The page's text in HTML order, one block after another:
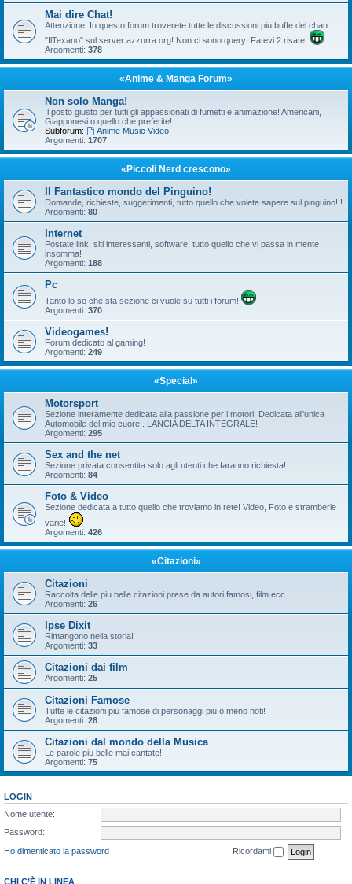
Mai dire Chat!
Attenzione! In questo forum troverete tutte le discussioni piu buffe del chan
"IlTexano" sul server azzurra.org! Non ci sono query! Fatevi 2 risate!
Argomenti: 378
«Anime & Manga Forum»
Non solo Manga!
Il posto giusto per tutti gli appassionati di fumetti e animazione! Americani,
Giapponesi o quello che preferite!
Subforum:
Anime Music Video
Argomenti: 1707
«Piccoli Nerd crescono»
Il Fantastico mondo del Pinguino!
Domande, richieste, suggerimenti, tutto quello che volete sapere sul pinguino!!!
Argomenti: 80
Internet
Postate link, siti interessanti, software, tutto quello che vi passa in mente
insomma!
Argomenti: 188
Pc
Tanto lo so che sta sezione ci vuole su tutti i forum!
Argomenti: 370
Videogames!
Forum dedicato al gaming!
Argomenti: 249
«Special»
Motorsport
Sezione interamente dedicata alla passione per i motori. Dedicata all'unica
Automobile del mio cuore.. LANCIA DELTA INTEGRALE!
Argomenti: 295
Sex and the net
Sezione privata consentita solo agli utenti che faranno richiesta!
Argomenti: 84
Foto & Video
Sezione dedicata a tutto quello che troviamo in rete! Video, Foto e stramberie
varie!
Argomenti: 426
«Citazioni»
Citazioni
Raccolta delle piu belle citazioni prese da autori famosi, film ecc
Argomenti: 26
Ipse Dixit
Rimangono nella storia!
Argomenti: 33
Citazioni dai film
Argomenti: 25
Citazioni Famose
Tutte le citazioni piu famose di personaggi piu o meno noti!
Argomenti: 28
Citazioni dal mondo della Musica
Le parole piu belle mai cantate!
Argomenti: 75
LOGIN
Nome utente:
Password:
Ho dimenticato la password
Ricordami
CHI C’È IN LINEA